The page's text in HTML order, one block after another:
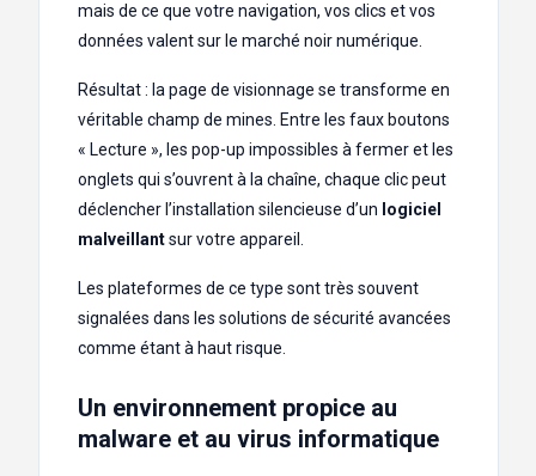
mais de ce que votre navigation, vos clics et vos
données valent sur le marché noir numérique.
Résultat : la page de visionnage se transforme en
véritable champ de mines. Entre les faux boutons
« Lecture », les pop-up impossibles à fermer et les
onglets qui s’ouvrent à la chaîne, chaque clic peut
déclencher l’installation silencieuse d’un logiciel
malveillantsur votre appareil.
Les plateformes de ce type sont très souvent
signalées dans les solutions de sécurité avancées
comme étant à haut risque.
Un environnement propice au
malware et au virus informatique